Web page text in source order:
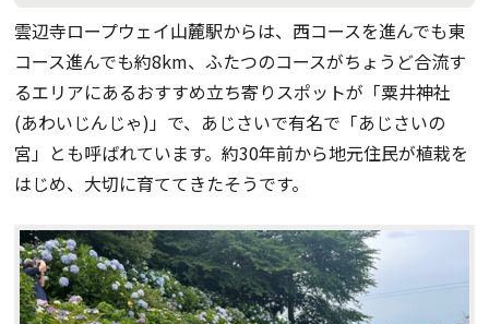
雲辺寺ロープウェイ山麓駅からは、西コースを進んでも東
コース進んでも約8km、ふたつのコースがちょうど合流す
るエリアにあるおすすめ立ち寄りスポットが「粟井神社
(あわいじんじゃ)」で、あじさいで有名で「あじさいの
宮」とも呼ばれています。約30年前から地元住民が植栽を
はじめ、大切に育ててきたそうです。